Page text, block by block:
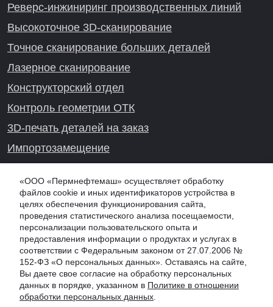
Реверс-инжиниринг производственных линий
Высокоточное 3D-сканирование
Точное сканирование больших деталей
Лазерное сканирование
Конструкторский отдел
Контроль геометрии ОТК
3D-печать деталей на заказ
Импортозамещение
© 2026 PNM.SU - ООО "Пермнефтемаш" (ПНМ, PNM), г. Красноярск
Онлайн-консультация
«ООО «Пермнефтемаш» осуществляет обработку
файлов cookie и иных идентификаторов устройства в
целях обеспечения функционирования сайта,
проведения статистического анализа посещаемости,
персонализации пользовательского опыта и
предоставления информации о продуктах и услугах в
соответствии с Федеральным законом от 27.07.2006 №
152-ФЗ «О персональных данных». Оставаясь на сайте,
Вы даете свое согласие на обработку персональных
данных в порядке, указанном в Политике в отношении
обработки персональных данных